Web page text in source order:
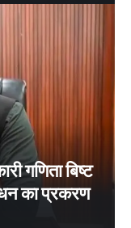
गणिता बिष्ट
का प्रकरण